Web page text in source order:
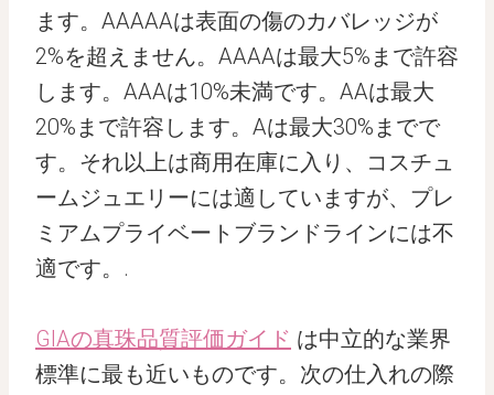
ます。AAAAAは表面の傷のカバレッジが
2%を超えません。AAAAは最大5%まで許容
します。AAAは10%未満です。AAは最大
20%まで許容します。Aは最大30%までで
す。それ以上は商用在庫に入り、コスチュ
ームジュエリーには適していますが、プレ
ミアムプライベートブランドラインには不
適です。.
GIAの真珠品質評価ガイド は中立的な業界
標準に最も近いものです。次の仕入れの際